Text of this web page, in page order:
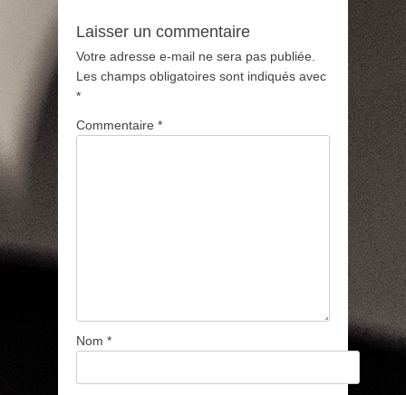
Laisser un commentaire
Votre adresse e-mail ne sera pas publiée.
Les champs obligatoires sont indiqués avec
*
Commentaire *
Nom *